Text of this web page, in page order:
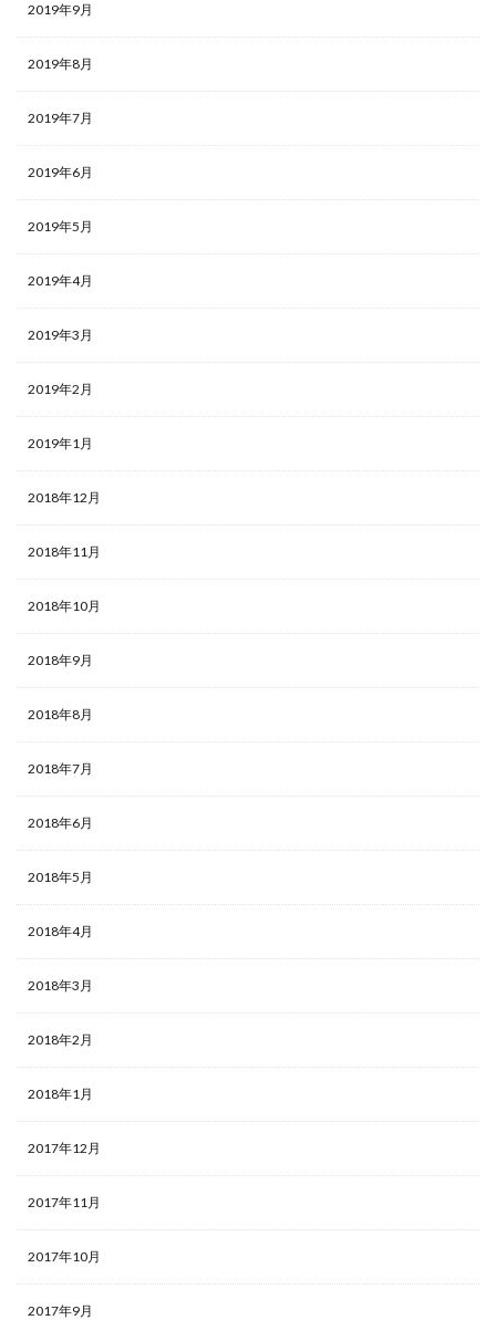
2019年9月
2019年8月
2019年7月
2019年6月
2019年5月
2019年4月
2019年3月
2019年2月
2019年1月
2018年12月
2018年11月
2018年10月
2018年9月
2018年8月
2018年7月
2018年6月
2018年5月
2018年4月
2018年3月
2018年2月
2018年1月
2017年12月
2017年11月
2017年10月
2017年9月